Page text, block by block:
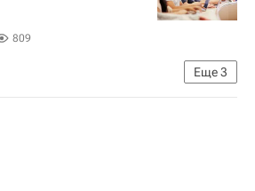
809
Еще3
университет